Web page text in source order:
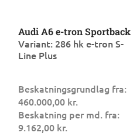
Audi A6 e-tron Sportback
Variant: 286 hk e-tron S-
Line Plus
Beskatningsgrundlag fra:
460.000,00 kr.
Beskatning per md. fra:
9.162,00 kr.